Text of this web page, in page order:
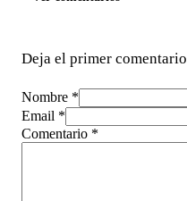
Deja el primer comentario
Nombre *
Email *
Comentario *